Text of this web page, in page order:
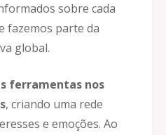
sobre cada
fazemos parte da
global.
ferramentas nos
, criando uma rede
e emoções. Ao